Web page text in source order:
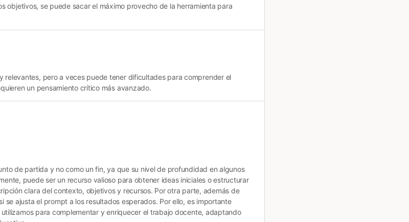
objetivos, se puede sacar el máximo provecho de la herramienta para
pero a veces puede tener dificultades para comprender el
un pensamiento crítico más avanzado.
de partida y no como un fin, ya que su nivel de profundidad en algunos
puede ser un recurso valioso para obtener ideas iniciales o estructurar
clara del contexto, objetivos y recursos. Por otra parte, además de
ajusta el prompt a los resultados esperados. Por ello, es importante
para complementar y enriquecer el trabajo docente, adaptando